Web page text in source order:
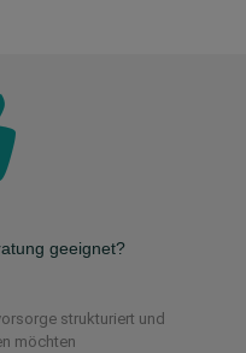
geeignet?
strukturiert und
möchten